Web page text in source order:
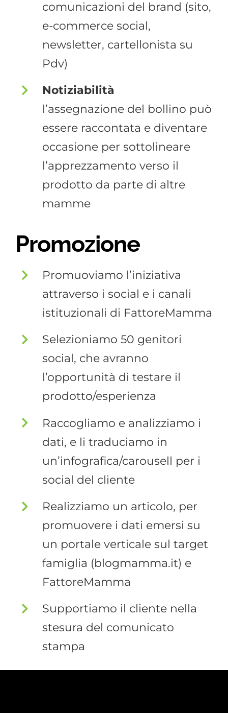
comunicazioni del brand (sito,
e-commerce social,
newsletter, cartellonista su
Pdv)
Notiziabilità
l’assegnazione del bollino può
essere raccontata e diventare
occasione per sottolineare
l’apprezzamento verso il
prodotto da parte di altre
mamme
Promozione
Promuoviamo l’iniziativa
attraverso i social e i canali
istituzionali di FattoreMamma
Selezioniamo 50 genitori
social, che avranno
l’opportunità di testare il
prodotto/esperienza
Raccogliamo e analizziamo i
dati, e li traduciamo in
un’infografica/carousell per i
social del cliente
Realizziamo un articolo, per
promuovere i dati emersi su
un portale verticale sul target
famiglia (blogmamma.it) e
FattoreMamma
Supportiamo il cliente nella
stesura del comunicato
stampa